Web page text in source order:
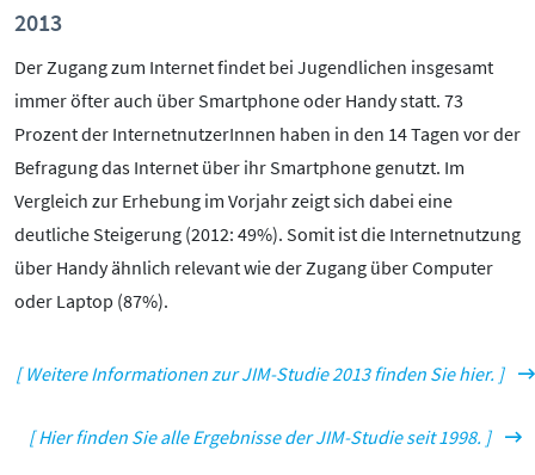
2013
Der Zugang zum Internet findet bei Jugendlichen insgesamt
immer öfter auch über Smartphone oder Handy statt. 73
Prozent der InternetnutzerInnen haben in den 14 Tagen vor der
Befragung das Internet über ihr Smartphone genutzt. Im
Vergleich zur Erhebung im Vorjahr zeigt sich dabei eine
deutliche Steigerung (2012: 49%). Somit ist die Internetnutzung
über Handy ähnlich relevant wie der Zugang über Computer
oder Laptop (87%).
[ Weitere Informationen zur JIM-Studie 2013 finden Sie hier. ]
[ Hier finden Sie alle Ergebnisse der JIM-Studie seit 1998. ]